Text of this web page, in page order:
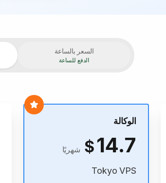
السعر بالساعة
الدفع للساعة
الوكالة
14.7
$ شهريًا
Tokyo VPS